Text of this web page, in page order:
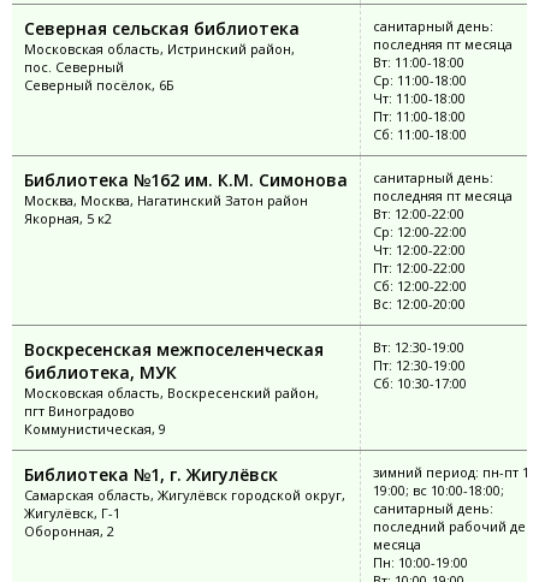
Северная сельская библиотека
Московская область, Истринский район,
пос. Северный
Северный посёлок, 6Б
санитарный день:
последняя пт месяца
Вт: 11:00-18:00
Ср: 11:00-18:00
Чт: 11:00-18:00
Пт: 11:00-18:00
Сб: 11:00-18:00
Библиотека №162 им. К.М. Симонова
Москва, Москва, Нагатинский Затон район
Якорная, 5 к2
санитарный день:
последняя пт месяца
Вт: 12:00-22:00
Ср: 12:00-22:00
Чт: 12:00-22:00
Пт: 12:00-22:00
Сб: 12:00-22:00
Вс: 12:00-20:00
Воскресенская межпоселенческая
библиотека, МУК
Московская область, Воскресенский район,
пгт Виноградово
Коммунистическая, 9
Вт: 12:30-19:00
Пт: 12:30-19:00
Сб: 10:30-17:00
Библиотека №1, г. Жигулёвск
Самарская область, Жигулёвск городской округ,
Жигулёвск, Г-1
Оборонная, 2
зимний период: пн-пт
19:00; вс 10:00-18:00;
санитарный день:
последний рабочий
месяца
Пн: 10:00-19:00